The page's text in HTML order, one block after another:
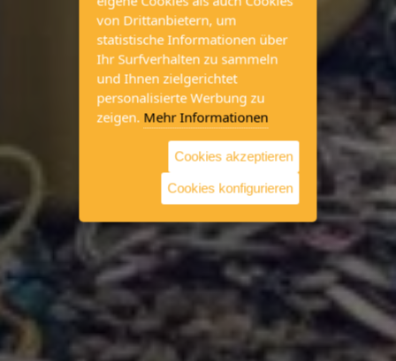
von Drittanbietern, um
statistische Informationen über
Ihr Surfverhalten zu sammeln
und Ihnen zielgerichtet
personalisierte Werbung zu
zeigen. Mehr Informationen
Cookies akzeptieren
Cookies konfigurieren